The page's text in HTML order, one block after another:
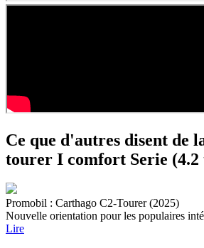
Ce que d'autres disent de
tourer I comfort Serie (4.2
Promobil : Carthago C2-Tourer (2025)
Nouvelle orientation pour les populaires
Lire